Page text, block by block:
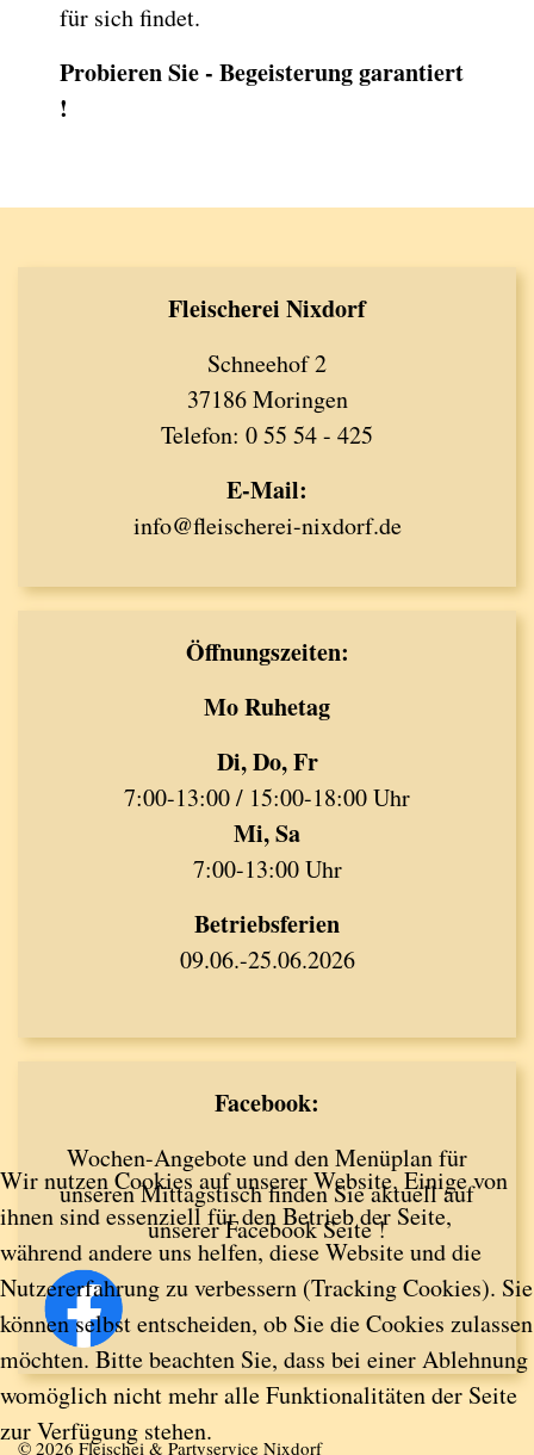
für sich findet.
Probieren Sie - Begeisterung garantiert
!
Fleischerei Nixdorf
Schneehof 2
37186 Moringen
Telefon: 0 55 54 - 425
E-Mail:
info@fleischerei-nixdorf.de
Öffnungszeiten:
Mo Ruhetag
Di, Do, Fr
7:00-13:00 / 15:00-18:00 Uhr
Mi, Sa
7:00-13:00 Uhr
Betriebsferien
09.06.-25.06.2026
Facebook:
Wochen-Angebote und den Menüplan für
unseren Mittagstisch finden Sie aktuell auf
unserer Facebook Seite !
© 2026 Fleischei & Partyservice Nixdorf
Wir nutzen Cookies auf unserer Website. Einige von
ihnen sind essenziell für den Betrieb der Seite,
während andere uns helfen, diese Website und die
Nutzererfahrung zu verbessern (Tracking Cookies). Sie
können selbst entscheiden, ob Sie die Cookies zulassen
möchten. Bitte beachten Sie, dass bei einer Ablehnung
womöglich nicht mehr alle Funktionalitäten der Seite
zur Verfügung stehen.